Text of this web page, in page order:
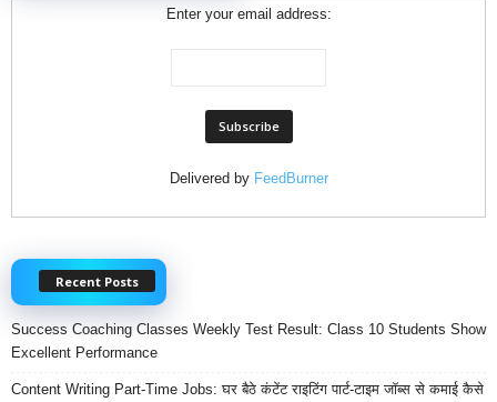
Enter your email address:
Delivered by FeedBurner
Recent Posts
Success Coaching Classes Weekly Test Result: Class 10 Students Show
Excellent Performance
Content Writing Part-Time Jobs: घर बैठे कंटेंट राइटिंग पार्ट-टाइम जॉब्स से कमाई कैसे